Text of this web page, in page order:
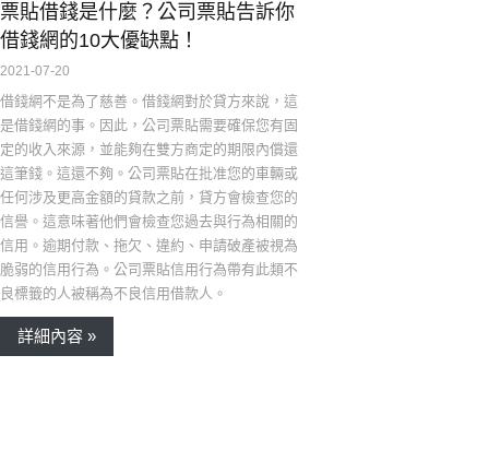
票貼借錢是什麼？公司票貼告訴你
借錢網的10大優缺點！
2021-07-20
借錢網不是為了慈善。借錢網對於貸方來說，這
是借錢網的事。因此，公司票貼需要確保您有固
定的收入來源，並能夠在雙方商定的期限內償還
這筆錢。這還不夠。公司票貼在批准您的車輛或
任何涉及更高金額的貸款之前，貸方會檢查您的
信譽。這意味著他們會檢查您過去與行為相關的
信用。逾期付款、拖欠、違約、申請破產被視為
脆弱的信用行為。公司票貼信用行為帶有此類不
良標籤的人被稱為不良信用借款人。
詳細內容 »